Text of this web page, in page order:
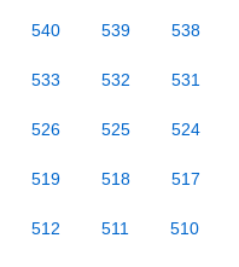
540 539 538
533 532 531
526 525 524
519 518 517
512 511 510